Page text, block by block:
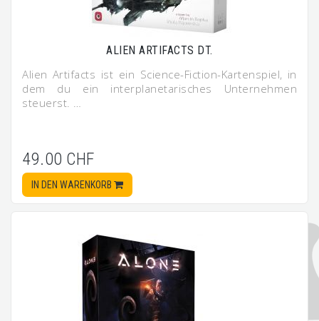
ALIEN ARTIFACTS DT.
Alien Artifacts ist ein Science-Fiction-Kartenspiel, in
dem du ein interplanetarisches Unternehmen
steuerst. …
49.00 CHF
IN DEN WARENKORB